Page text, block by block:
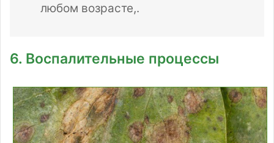
любом возрасте,.
6. Воспалительные процессы